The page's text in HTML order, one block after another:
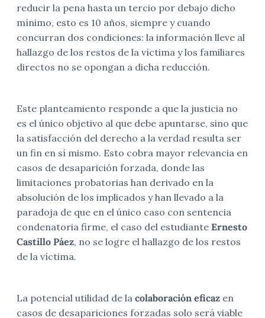
reducir la pena hasta un tercio por debajo dicho
mínimo, esto es 10 años, siempre y cuando
concurran dos condiciones: la información lleve al
hallazgo de los restos de la víctima y los familiares
directos no se opongan a dicha reducción.
Este planteamiento responde a que la justicia no
es el único objetivo al que debe apuntarse, sino que
la satisfacción del derecho a la verdad resulta ser
un fin en sí mismo. Esto cobra mayor relevancia en
casos de desaparición forzada, donde las
limitaciones probatorias han derivado en la
absolución de los implicados y han llevado a la
paradoja de que en el único caso con sentencia
condenatoria firme, el caso del estudiante Ernesto
Castillo Páez, no se logre el hallazgo de los restos
de la víctima.
La potencial utilidad de la colaboración eficaz en
casos de desapariciones forzadas solo será viable